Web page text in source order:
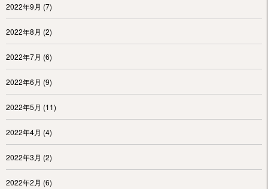
2022年9月 (7)
2022年8月 (2)
2022年7月 (6)
2022年6月 (9)
2022年5月 (11)
2022年4月 (4)
2022年3月 (2)
2022年2月 (6)